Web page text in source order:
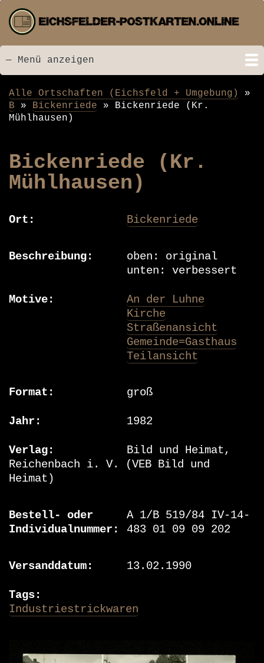
zum
Inhalt
Menü
— Menü anzeigen
Startseite
Neu hinzugefügt
Postkarten
Bildarchiv
Videos
Suche
Kontakt
Links
Spende
Pfadnavigation
Alle Ortschaften (Eichsfeld + Umgebung)
B
Bickenriede
Bickenriede (Kr.
Mühlhausen)
Bickenriede (Kr.
Mühlhausen)
Ort Bickenriede
Beschreibung
oben: original
unten: verbessert
Motive
An der Luhne
Kirche
Straßenansicht
Gemeinde=Gasthaus
Teilansicht
Format groß
Jahr 1982
Verlag
Bild und Heimat,
Reichenbach i. V. (VEB Bild und
Heimat)
Bestell- oder
Individualnummer
A 1/B 519/84 IV-14-
483 01 09 09 202
Versanddatum 13.02.1990
Tags
Industriestrickwaren